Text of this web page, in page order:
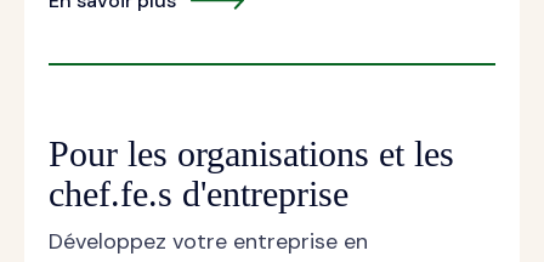
Pour les organisations et les
chef.fe.s d'entreprise
Développez votre entreprise en